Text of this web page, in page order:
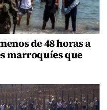
de 48 horas a
marroquíes que